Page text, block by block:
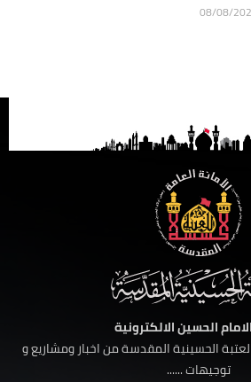
08/08/
الحسين الالكترونية
الحسينية المقدسة من اخبار ومشاريع و
توجيهات ......